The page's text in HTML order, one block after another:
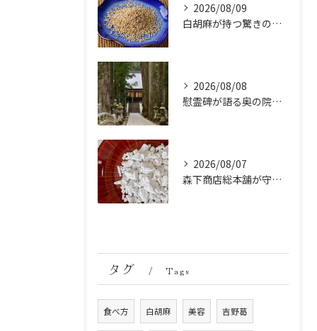
2026/08/09
白胡麻が持つ驚きの美容成分とは？ビタミンとミネラルの秘密
2026/08/08
慰霊碑が語る奥の院の過去：祈りと歴史の中間地点
2026/08/07
森下商店総本舗が守り続ける伝統の胡麻豆腐に使う吉野葛の純度と効能
タグ Tags
食べ方 白胡麻 美容 吉野葛